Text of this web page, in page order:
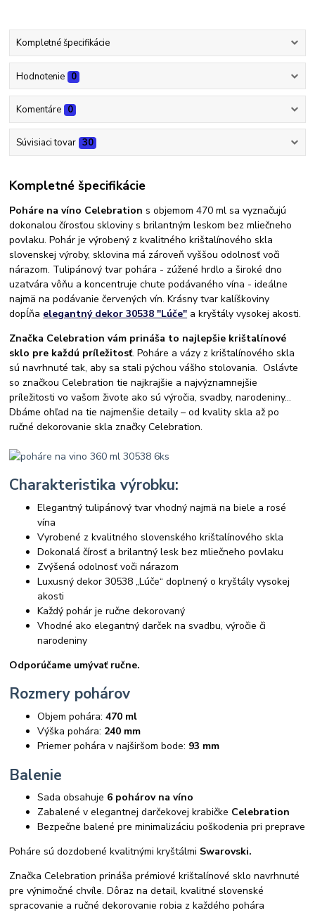
Kompletné špecifikácie
Hodnotenie 0
Komentáre 0
Súvisiaci tovar 30
Kompletné špecifikácie
Poháre na víno Celebrations objemom 470 ml sa vyznačujú
dokonalou čírosťou skloviny s brilantným leskom bez mliečneho
povlaku. Pohár je výrobený z kvalitného krištalínového skla
slovenskej výroby, sklovina má zároveň vyššou odolnosť voči
nárazom. Tulipánový tvar pohára - zúžené hrdlo a široké dno
uzatvára vôňu a koncentruje chute podávaného vína - ideálne
najmä na podávanie červených vín. Krásny tvar kalíškoviny
dopĺňa elegantný dekor 30538 "Lúče" a kryštály vysokej akosti.
Značka Celebration vám prináša to najlepšie krištalínové
sklo pre každú príležitosť. Poháre a vázy z krištalínového skla
sú navrhnuté tak, aby sa stali pýchou vášho stolovania. Oslávte
so značkou Celebration tie najkrajšie a najvýznamnejšie
príležitosti vo vašom živote ako sú výročia, svadby, narodeniny...
Dbáme ohľad na tie najmenšie detaily – od kvality skla až po
ručné dekorovanie skla značky Celebration.
Charakteristika výrobku:
Elegantný tulipánový tvar vhodný najmä na biele a rosé
vína
Vyrobené z kvalitného slovenského krištalínového skla
Dokonalá čírosť a brilantný lesk bez mliečneho povlaku
Zvýšená odolnosť voči nárazom
Luxusný dekor 30538 „Lúče“ doplnený o kryštály vysokej
akosti
Každý pohár je ručne dekorovaný
Vhodné ako elegantný darček na svadbu, výročie či
narodeniny
Odporúčame umývať ručne.
Rozmery pohárov
Objem pohára:470 ml
Výška pohára: 240 mm
Priemer pohára v najširšom bode: 93 mm
Balenie
Sada obsahuje 6 pohárov na víno
Zabalené v elegantnej darčekovej krabičke Celebration
Bezpečne balené pre minimalizáciu poškodenia pri preprave
Poháre sú dozdobené kvalitnými kryštálmi Swarovski.
Značka Celebration prináša prémiové krištalínové sklo navrhnuté
pre výnimočné chvíle. Dôraz na detail, kvalitné slovenské
spracovanie a ručné dekorovanie robia z každého pohára